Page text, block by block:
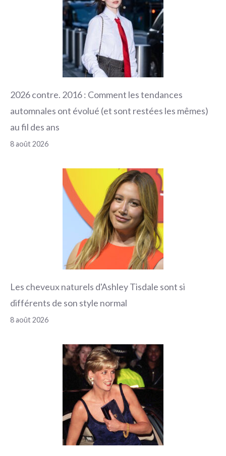
2026 contre. 2016 : Comment les tendances
automnales ont évolué (et sont restées les mêmes)
au fil des ans
8 août 2026
Les cheveux naturels d'Ashley Tisdale sont si
différents de son style normal
8 août 2026